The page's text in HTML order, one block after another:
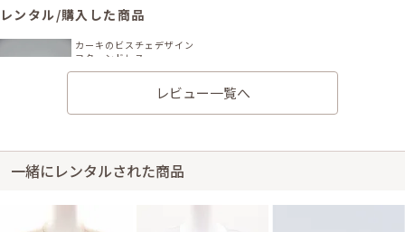
レンタル/購入した商品
カーキのビスチェデザイン
コクーンドレス
11-2047
レビュー一覧へ
一緒にレンタルされた商品